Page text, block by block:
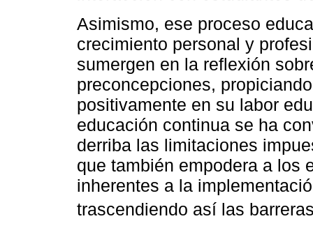
Asimismo, ese proceso
crecimiento personal y
sumergen en la reflexión
preconcepciones,
positivamente en su labor
educación continua se ha
derriba las limitaciones
que también empodera a los
inherentes a la
trascendiendo así las